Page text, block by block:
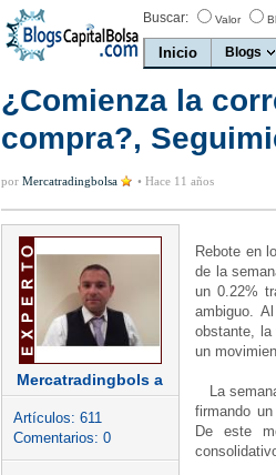
Buscar: Valor
Inicio Blogs
¿Comienza la
compra?,
por Mercatradingbolsa • Hace 11 años
Mercatradingbols a
Artículos: 611
Comentarios: 0
Rebote en
de la
un 0.22%
ambiguo.
obstante, la
un
La
firmando
De este